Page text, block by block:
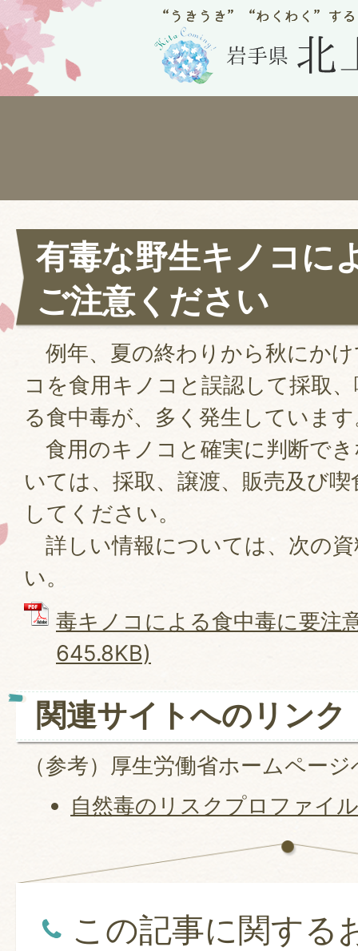
有毒な野生キノコに
ご注意ください
例年、夏の終わりから秋にか
コを食用キノコと誤認して採取
る食中毒が、多く発生していま
食用のキノコと確実に判断で
いては、採取、譲渡、販売及び
してください。
詳しい情報については、次の
い。
毒キノコによる食中毒に要注
645.8KB)
関連サイトへのリンク
（参考）厚生労働省ホームペー
自然毒のリスクプロファイ
この記事に関する